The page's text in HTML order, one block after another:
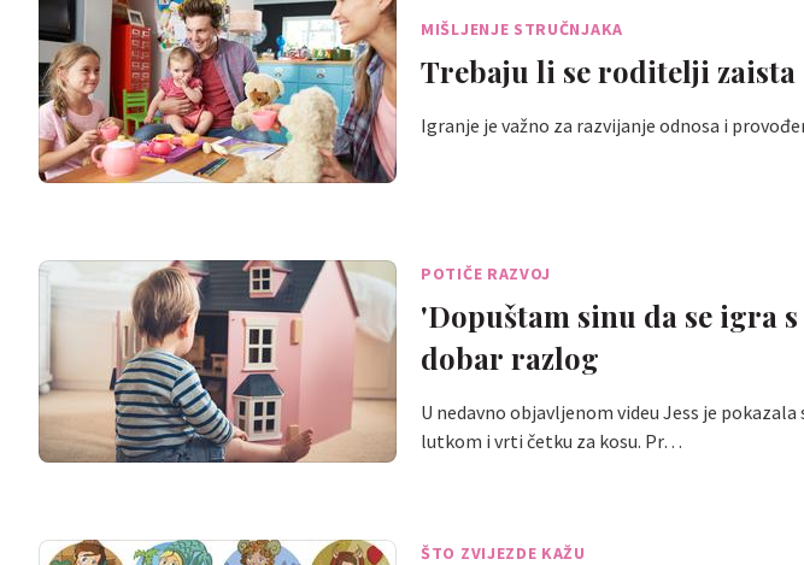
MIŠLJENJE STRUČNJAKA
Trebaju li se roditelji
Igranje je važno za razvijanje odnosa i
POTIČE RAZVOJ
'Dopuštam sinu da se igra
dobar razlog
U nedavno objavljenom videu Jess je
lutkom i vrti četku za kosu. Pr…
ŠTO ZVIJEZDE KAŽU